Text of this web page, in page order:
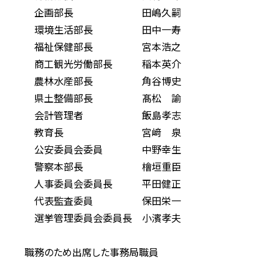
企画部長 田嶋久嗣
環境生活部長 田中一寿
福祉保健部長 宮本浩之
商工観光労働部長 稲本英介
農林水産部長 角谷博史
県土整備部長 髙松 諭
会計管理者 飯島孝志
教育長 宮﨑 泉
公安委員会委員 中野幸生
警察本部長 檜垣重臣
人事委員会委員長 平田健正
代表監査委員 保田栄一
選挙管理委員会委員長 小濱孝夫
職務のため出席した事務局職員